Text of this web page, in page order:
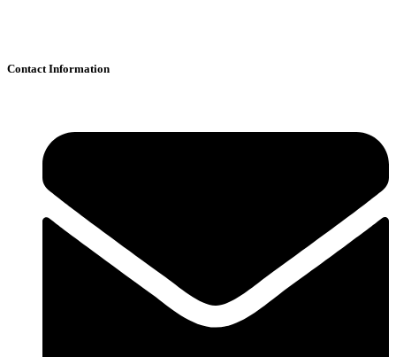
Contact Information